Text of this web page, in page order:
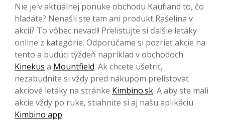
Nie je v aktuálnej ponuke obchodu Kaufland to, čo
hľadáte? Nenašli ste tam ani produkt Rašelina v
akcii? To vôbec nevadí! Prelistujte si ďalšie letáky
online z kategórie. Odporúčame si pozrieť akcie na
tento a budúci týždeň napríklad v obchodoch
Kinekus a Mountfield. Ak chcete ušetriť,
nezabudnite si vždy pred nákupom prelistovať
akciové letáky na stránke Kimbino.sk. A aby ste mali
akcie vždy po ruke, stiahnite si aj našu aplikáciu
Kimbino app.